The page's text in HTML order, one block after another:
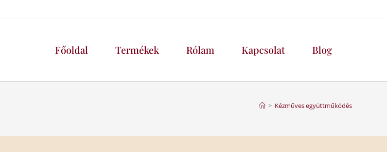
Főoldal Termékek Rólam Kapcsolat Blog
> Kézműves együttműködés